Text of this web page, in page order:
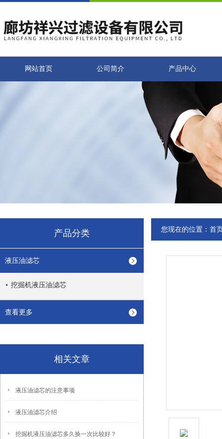
网站首页 公司简介 产品中心
产品分类
液压油滤芯
挖掘机液压油滤芯
查看更多
相关文章
液压油滤芯的注意事项
液压油滤芯介绍
挖掘机液压油滤芯多久换一次比较好？
您现在的位置： 首